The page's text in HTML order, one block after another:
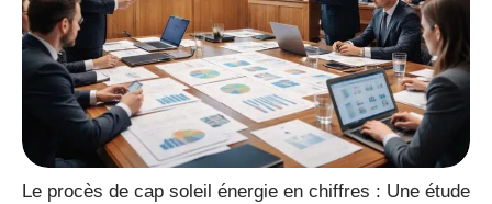
Le procès de cap soleil énergie en chiffres : Une étude